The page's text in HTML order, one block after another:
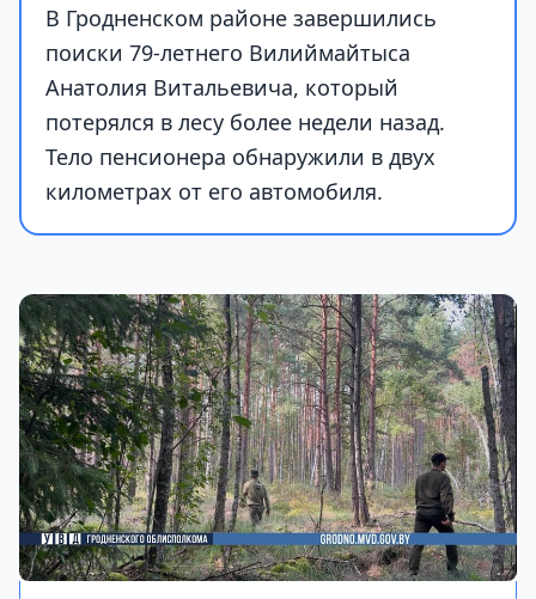
В Гродненском районе завершились
поиски 79-летнего Вилиймайтыса
Анатолия Витальевича, который
потерялся в лесу более недели назад.
Тело пенсионера обнаружили в двух
километрах от его автомобиля.